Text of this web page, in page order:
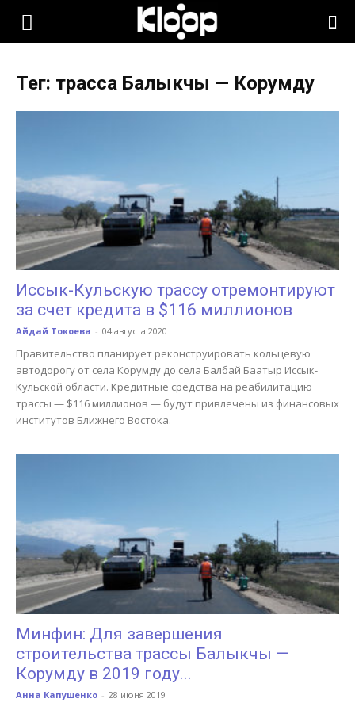
KLOOP.KG
Кыргызстана
Тег: трасса Балыкчы — Корумду
Иссык-Кульскую трассу отремонтируют
за счет кредита в $116 миллионов
Айдай Токоева - 04 августа 2020
Правительство планирует реконструировать кольцевую
автодорогу от села Корумду до села Балбай Баатыр Иссык-
Кульской области. Кредитные средства на реабилитацию
трассы — $116 миллионов — будут привлечены из финансовых
институтов Ближнего Востока.
Минфин: Для завершения
строительства трассы Балыкчы —
Корумду в 2019 году...
Анна Капушенко - 28 июня 2019